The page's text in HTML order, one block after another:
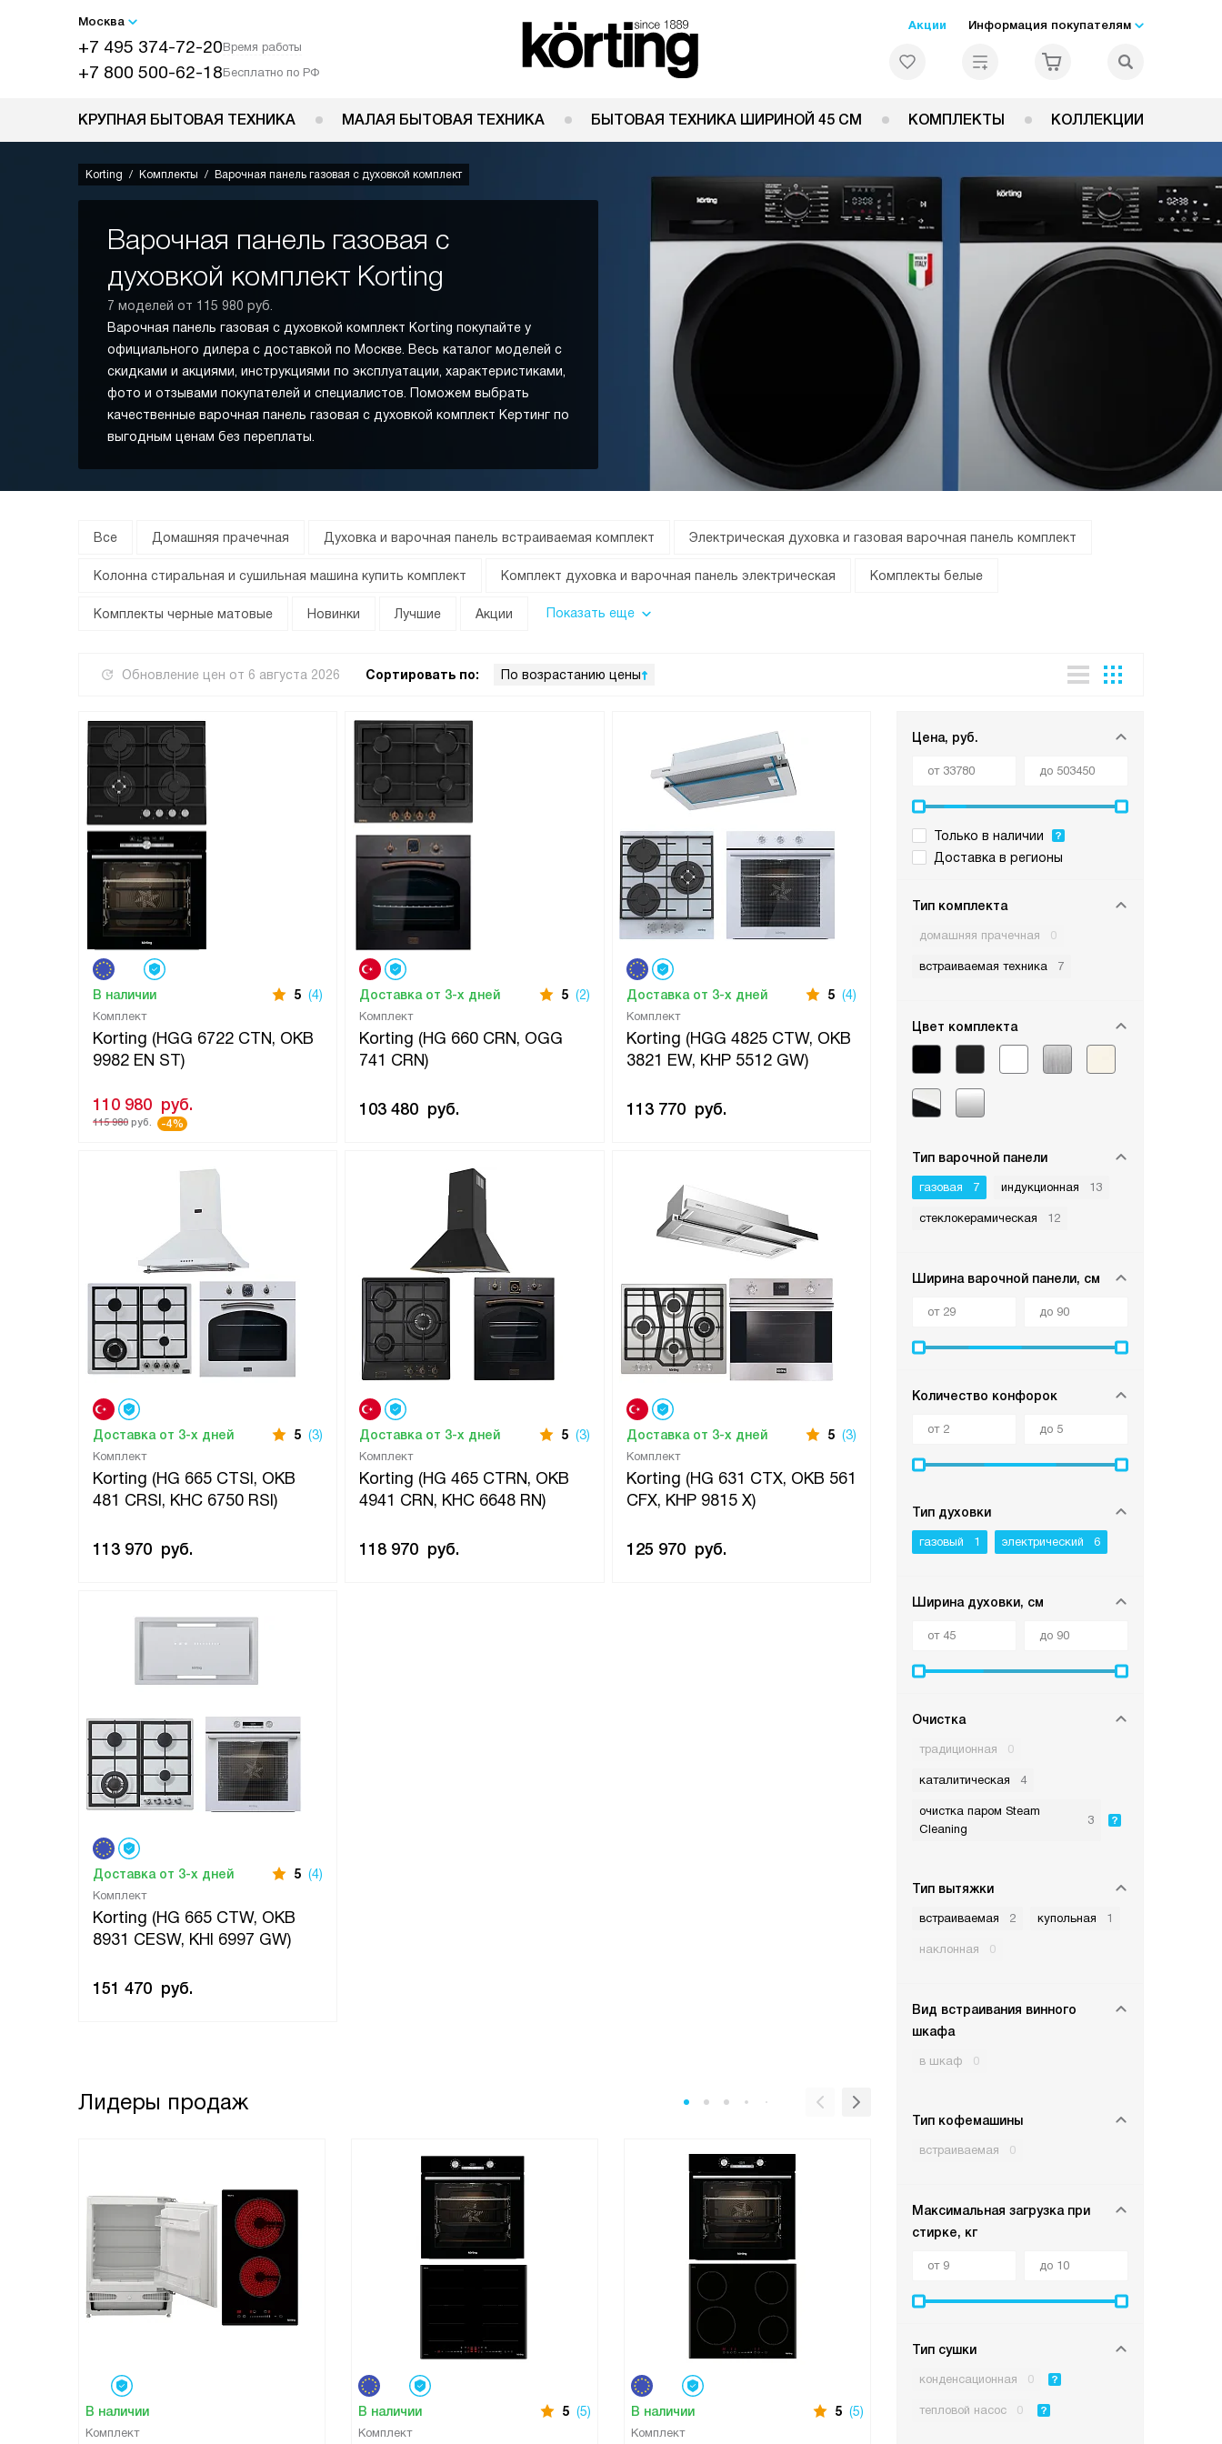
Москва
+7 495 374-72-20Время работы
+7 800 500-62-18Бесплатно по РФ
Акции Информация покупателям
КРУПНАЯ БЫТОВАЯ ТЕХНИКА МАЛАЯ БЫТОВАЯ ТЕХНИКА БЫТОВАЯ ТЕХНИКА ШИРИНОЙ 45 СМ КОМПЛЕКТЫ КОЛЛЕКЦИИ
Korting Комплекты Варочная панель газовая с духовкой комплект
Варочная панель газовая с
духовкой комплект Korting
7 моделей от 115 980 руб.
Варочная панель газовая с духовкой комплект Korting покупайте у
официального дилера с доставкой по Москве. Весь каталог моделей с
скидками и акциями, инструкциями по эксплуатации, характеристиками,
фото и отзывами покупателей и специалистов. Поможем выбрать
качественные варочная панель газовая с духовкой комплект Кертинг по
выгодным ценам без переплаты.
Все Домашняя прачечная Духовка и варочная панель встраиваемая комплект Электрическая духовка и газовая варочная панель комплект
Колонна стиральная и сушильная машина купить комплект Комплект духовка и варочная панель электрическая Комплекты белые
Комплекты черные матовые Новинки Лучшие Акции Показать еще
Обновление цен от 6 августа 2026 Сортировать по: По возрастанию цены
Цена, руб.
Только в наличии
Доставка в регионы
Тип комплекта
домашняя прачечная 0
встраиваемая техника 7
Цвет комплекта
Тип варочной панели
газовая 7 индукционная 13
стеклокерамическая 12
Ширина варочной панели, см
Количество конфорок
Тип духовки
газовый 1 электрический 6
Ширина духовки, см
Очистка
традиционная 0
каталитическая 4
очистка паром Steam
Cleaning
3
Тип вытяжки
встраиваемая 2 купольная 1
наклонная 0
Вид встраивания винного
шкафа
в шкаф 0
Тип кофемашины
встраиваемая 0
Максимальная загрузка при
стирке, кг
Тип сушки
конденсационная 0
тепловой насос 0
Комплект
Korting (HGG 6722 CTN, OKB
9982 EN ST)
В наличии 5 (4)
110 980 руб.
115 980 руб. -4%
Комплект
Korting (HG 660 CRN, OGG
741 CRN)
Доставка от 3-х дней 5 (2)
103 480 руб.
Комплект
Korting (HGG 4825 CTW, OKB
3821 EW, KHP 5512 GW)
Доставка от 3-х дней 5 (4)
113 770 руб.
Комплект
Korting (HG 665 CTSI, OKB
481 CRSI, KHC 6750 RSI)
Доставка от 3-х дней 5 (3)
113 970 руб.
Комплект
Korting (HG 465 CTRN, OKB
4941 CRN, KHC 6648 RN)
Доставка от 3-х дней 5 (3)
118 970 руб.
Комплект
Korting (HG 631 CTX, OKB 561
CFX, KHP 9815 X)
Доставка от 3-х дней 5 (3)
125 970 руб.
Комплект
Korting (HG 665 CTW, OKB
8931 CESW, KHI 6997 GW)
Доставка от 3-х дней 5 (4)
151 470 руб.
Лидеры продаж
В наличии
Комплект
В наличии 5 (5)
Комплект
В наличии 5 (5)
Комплект
В наличии